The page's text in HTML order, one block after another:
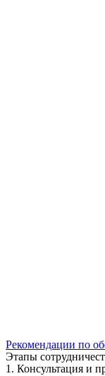
Рекомендации по
Этапы
1. Консультация и